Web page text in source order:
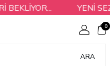
YENİ
ARA
0